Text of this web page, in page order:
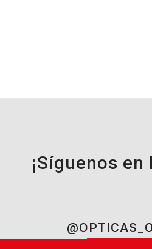
¡Síguenos